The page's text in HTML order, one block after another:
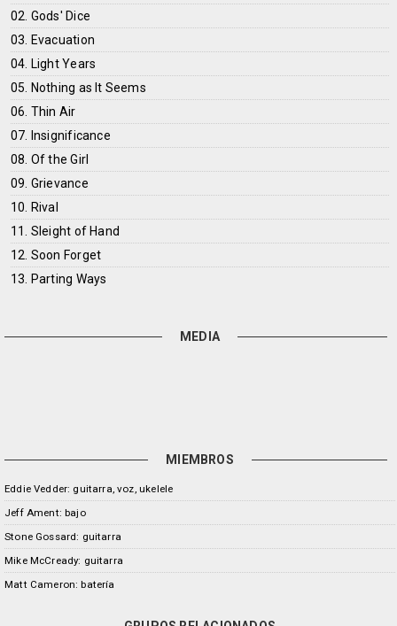
02. Gods' Dice
03. Evacuation
04. Light Years
05. Nothing as It Seems
06. Thin Air
07. Insignificance
08. Of the Girl
09. Grievance
10. Rival
11. Sleight of Hand
12. Soon Forget
13. Parting Ways
MEDIA
MIEMBROS
Eddie Vedder: guitarra, voz, ukelele
Jeff Ament: bajo
Stone Gossard: guitarra
Mike McCready: guitarra
Matt Cameron: batería